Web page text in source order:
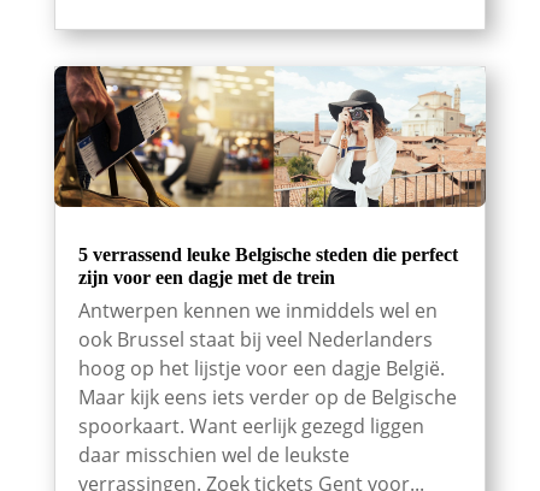
5 verrassend leuke Belgische steden die perfect
zijn voor een dagje met de trein
Antwerpen kennen we inmiddels wel en
ook Brussel staat bij veel Nederlanders
hoog op het lijstje voor een dagje België.
Maar kijk eens iets verder op de Belgische
spoorkaart. Want eerlijk gezegd liggen
daar misschien wel de leukste
verrassingen. Zoek tickets Gent voor...